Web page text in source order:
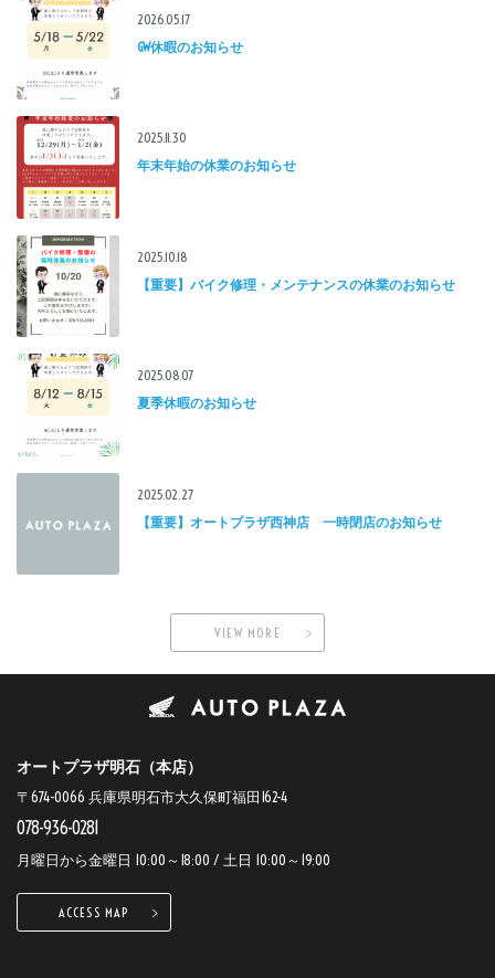
2026.05.17
GW休暇のお知らせ
2025.11.30
年末年始の休業のお知らせ
2025.10.18
【重要】バイク修理・メンテナンスの休業のお知らせ
2025.08.07
夏季休暇のお知らせ
2025.02.27
【重要】オートプラザ西神店 一時閉店のお知らせ
VIEW MORE
オートプラザ明石（本店）
〒674-0066 兵庫県明石市大久保町福田162-4
078-936-0281
月曜日から金曜日 10:00～18:00 / 土日 10:00～19:00
ACCESS MAP